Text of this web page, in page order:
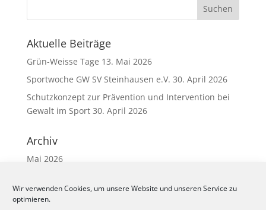
Wir verwenden Cookies, um unsere Website und unseren Service zu
optimieren.
Aktuelle Beiträge
Grün-Weisse Tage 13. Mai 2026
Sportwoche GW SV Steinhausen e.V. 30. April 2026
Schutzkonzept zur Prävention und Intervention bei
Gewalt im Sport 30. April 2026
Archiv
Mai 2026
März 2026